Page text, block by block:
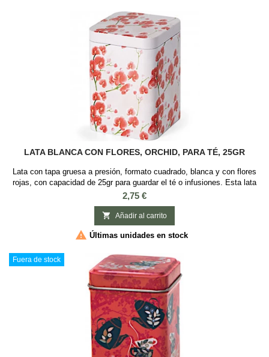
LATA BLANCA CON FLORES, ORCHID, PARA TÉ, 25GR
Lata con tapa gruesa a presión, formato cuadrado, blanca y con flores
rojas, con capacidad de 25gr para guardar el té o infusiones. Esta lata
es ideal guardar té o infusiones, es cuadrada con tapa a presión y con
Medidas: 4 x 4 x 6.2 cm.
Precio
2,75 €
 Añadir al carrito
 Últimas unidades en stock
Fuera de stock